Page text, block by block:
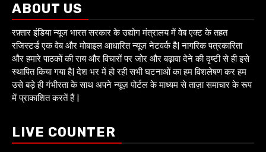
ABOUT US
रफ़्तार इंडिया न्यूज भारत सरकार के उद्योग मंत्रालय में वेब एक्ट के तहत
रजिस्टर्ड एक वेब और मोबाइल आधारित न्यूज़ नेटवर्क है| नागरिक पत्रकारिता
और हमारे पाठकों की राय और विचारों पर जोर और बढ़ावा देने की दृष्टी से ही इसे
स्थापित किया गया है| देश भर में हो रही सभी घटनाओं का हम विशलेषण कर हम
उसे बड़े ही गंभीरता के साथ अपने न्यूज़ पोर्टल के माध्यम से ताज़ा समाचार के रूप
में प्राकाशित करतें हैं |
LIVE COUNTER